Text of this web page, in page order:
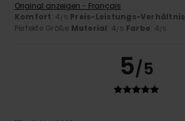
Original anzeigen - Français
Komfort: 4/5 Preis-Leistungs-Verhältnis
Perfekte Größe Material: 4/5 Farbe: 4/5
5/5